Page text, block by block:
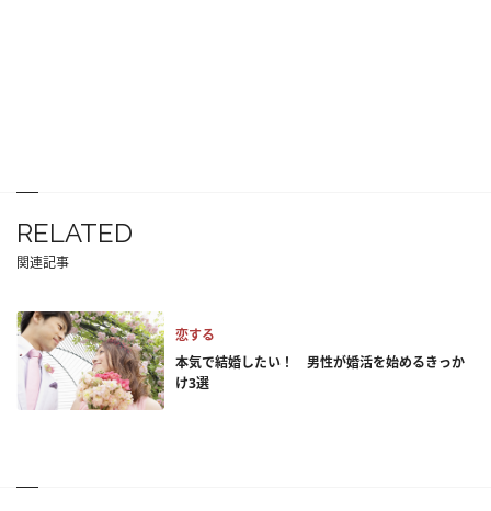
RELATED
関連記事
恋する
本気で結婚したい！ 男性が婚活を始めるきっか
け3選